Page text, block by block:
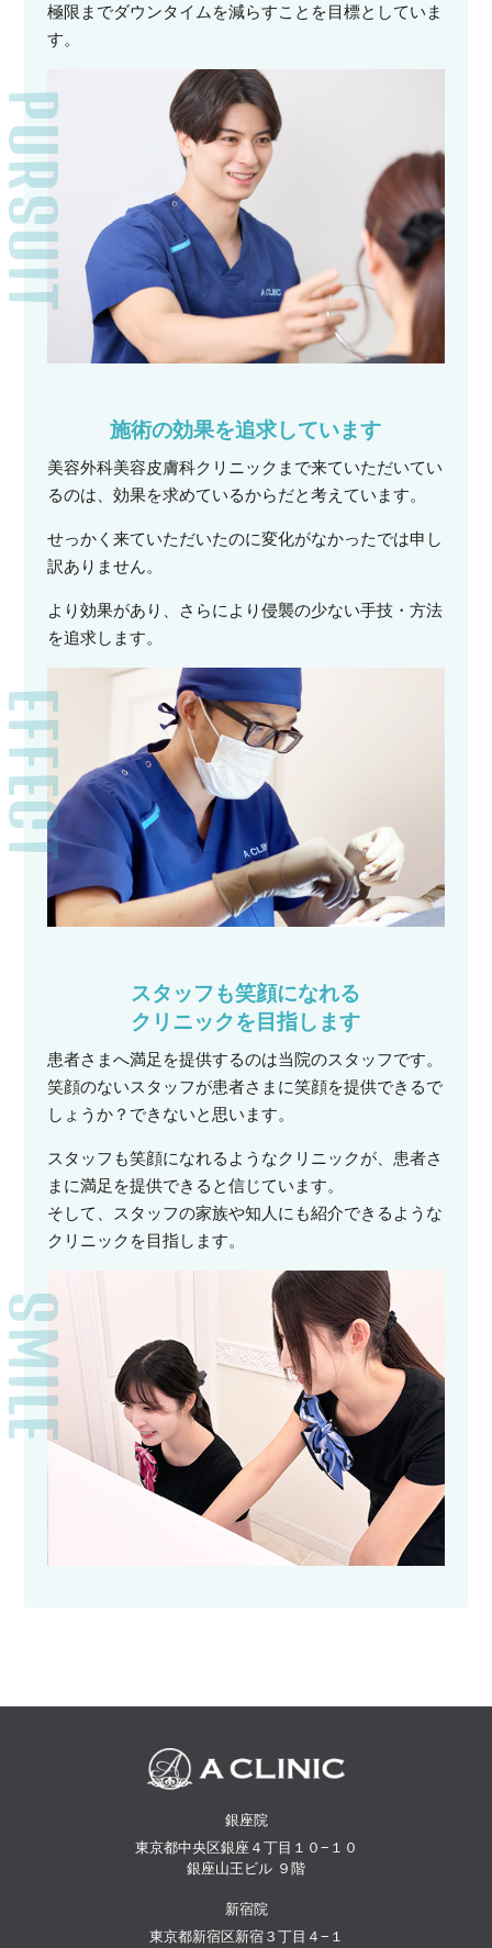
極限までダウンタイムを減らすことを目標としていま
す。
施術の効果を追求しています
美容外科美容皮膚科クリニックまで来ていただいてい
るのは、効果を求めているからだと考えています。
せっかく来ていただいたのに変化がなかったでは申し
訳ありません。
より効果があり、さらにより侵襲の少ない手技・方法
を追求します。
スタッフも笑顔になれる
クリニックを目指します
患者さまへ満足を提供するのは当院のスタッフです。
笑顔のないスタッフが患者さまに笑顔を提供できるで
しょうか？できないと思います。
スタッフも笑顔になれるようなクリニックが、患者さ
まに満足を提供できると信じています。
そして、スタッフの家族や知人にも紹介できるような
クリニックを目指します。
銀座院
東京都中央区銀座４丁目１０−１０
銀座山王ビル ９階
新宿院
東京都新宿区新宿３丁目４−１